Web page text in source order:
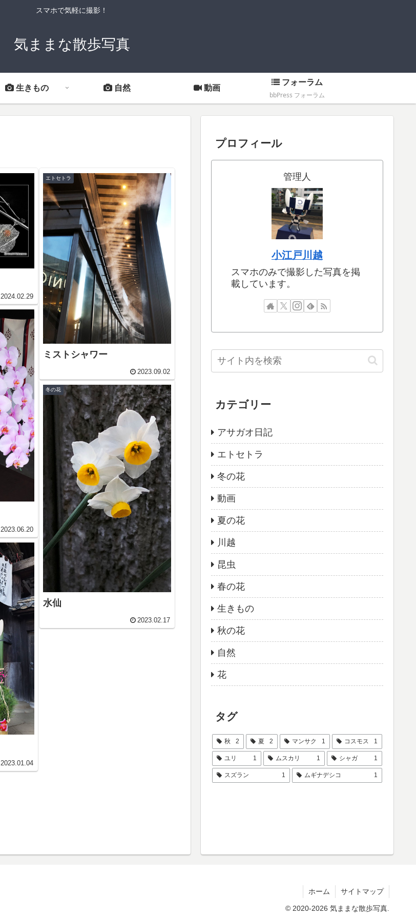
スマホで気軽に撮影！
気ままな散歩写真
生きもの 自然 動画
フォーラム
bbPress フォーラム
2024.02.29
エトセトラ
ミストシャワー
2023.09.02
2023.06.20
冬の花
水仙
2023.02.17
2023.01.04
プロフィール
管理人
小江戸川越
スマホのみで撮影した写真を掲
載しています。
カテゴリー
アサガオ日記
エトセトラ
冬の花
動画
夏の花
川越
昆虫
春の花
生きもの
秋の花
自然
花
タグ
秋 2 夏 2 マンサク 1 コスモス 1
ユリ 1 ムスカリ 1 シャガ 1
スズラン 1 ムギナデシコ 1
ホーム サイトマップ
© 2020-2026 気ままな散歩写真.